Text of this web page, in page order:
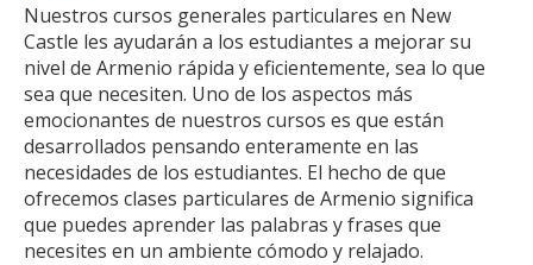
Nuestros cursos generales particulares en New
Castle les ayudarán a los estudiantes a mejorar su
nivel de Armenio rápida y eficientemente, sea lo que
sea que necesiten. Uno de los aspectos más
emocionantes de nuestros cursos es que están
desarrollados pensando enteramente en las
necesidades de los estudiantes. El hecho de que
ofrecemos clases particulares de Armenio significa
que puedes aprender las palabras y frases que
necesites en un ambiente cómodo y relajado.